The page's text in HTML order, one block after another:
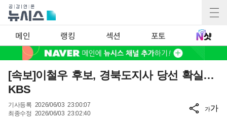
메인 랭킹 섹션 포토
[속보]이철우 후보, 경북도지사 당선 확실…
KBS
기사등록 2026/06/03 23:00:07
최종수정 2026/06/03 23:02:40
가가